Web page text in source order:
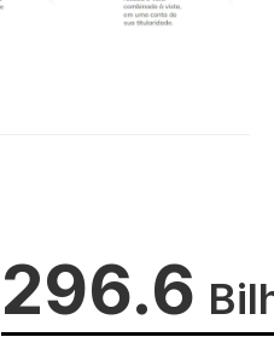
296.6